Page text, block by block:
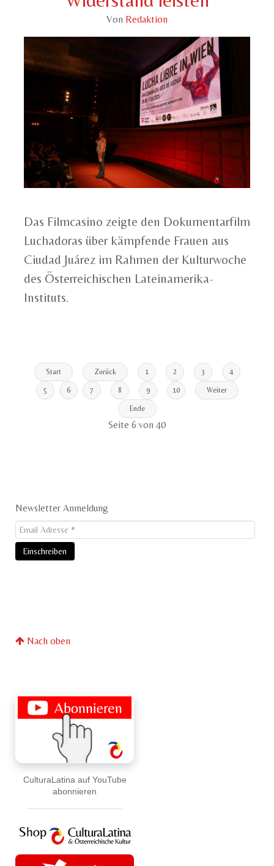
CulturaLatina auf YouTube
abonnieren
Von Redaktion
Das Filmcasino zeigte den Dokumentarfilm
Luchadoras über kämpfende Frauen aus
Ciudad Juárez im Rahmen der Kulturwoche
des Österreichischen Lateinamerika-
Instituts.
Start Zurück 1 2 3 4
5 6 7 8 9 10 Weiter
Ende
Seite 6 von 40
Newsletter Anmeldung
Nach oben